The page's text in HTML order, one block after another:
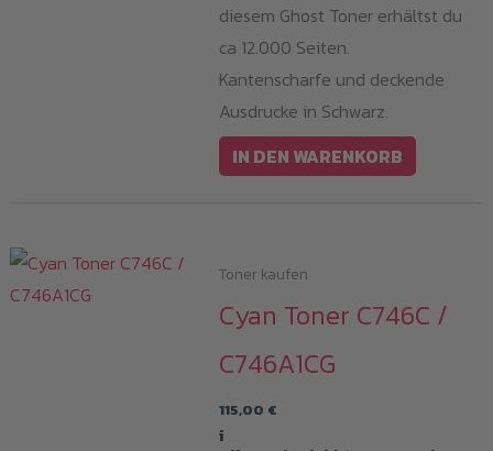
diesem Ghost Toner erhältst du
ca 12.000 Seiten.
Kantenscharfe und deckende
Ausdrucke in Schwarz.
IN DEN WARENKORB
Toner kaufen
Cyan Toner C746C /
C746A1CG
115,00 €
i